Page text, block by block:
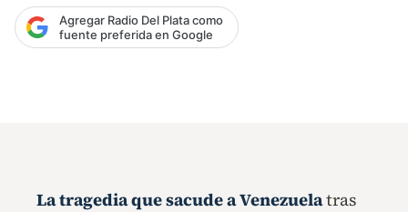
Agregar Radio Del Plata como
fuente preferida en Google
La tragedia que sacude a Venezuelatras